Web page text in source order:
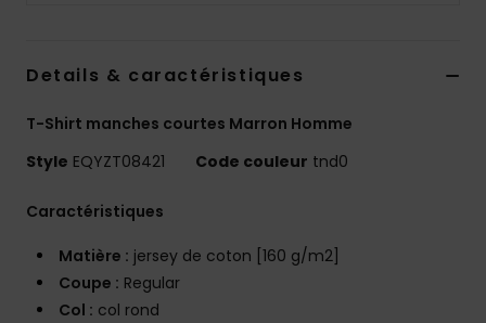
Details & caractéristiques
T-Shirt manches courtes Marron Homme
Style EQYZT08421 Code couleur tnd0
Caractéristiques
Matière : jersey de coton [160 g/m2]
Coupe : Regular
Col : col rond